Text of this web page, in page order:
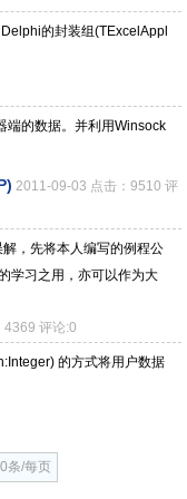
的封装组(TExcelAppl
端的数据。并利用Winsock
2011-09-03 点击：9510 评
，先将本人编写的例程公
学习之用，亦可以作为大
评论:0
的方式将用户数据
条/每页